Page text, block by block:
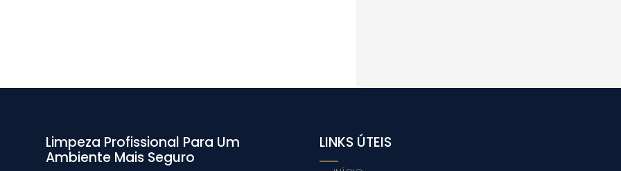
Limpeza Profissional Para Um
Ambiente Mais Seguro
LINKS ÚTEIS